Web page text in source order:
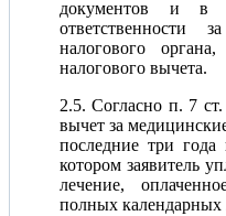
документов и в
ответственности
налогового
налогового вычета.
2.5. Согласно п. 7
вычет за
последние три
котором заявитель
лечение,
полных календарных